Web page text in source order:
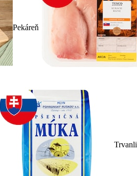
Pekáreň